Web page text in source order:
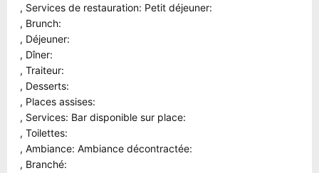
, Services de restauration: Petit déjeuner:
, Brunch:
, Déjeuner:
, Dîner:
, Traiteur:
, Desserts:
, Places assises:
, Services: Bar disponible sur place:
, Toilettes:
, Ambiance: Ambiance décontractée:
, Branché: